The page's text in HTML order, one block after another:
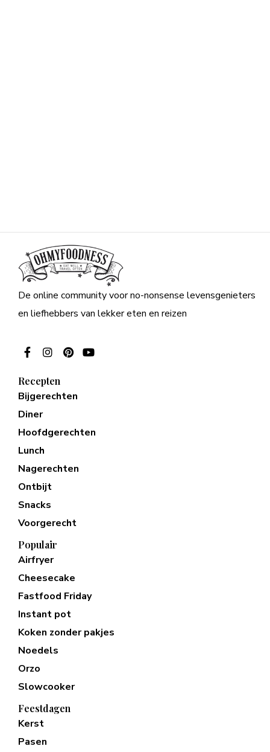
De online community voor no-nonsense levensgenieters
en liefhebbers van lekker eten en reizen
Recepten
Bijgerechten
Diner
Hoofdgerechten
Lunch
Nagerechten
Ontbijt
Snacks
Voorgerecht
Populair
Airfryer
Cheesecake
Fastfood Friday
Instant pot
Koken zonder pakjes
Noedels
Orzo
Slowcooker
Feestdagen
Kerst
Pasen